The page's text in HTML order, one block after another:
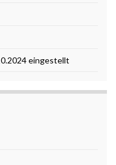
eingestellt